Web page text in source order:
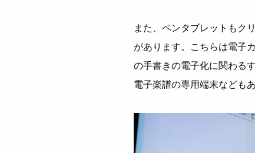
また、ペンタブレットもク
があります。こちらは電子
の手書きの電子化に関わる
電子楽譜の専用端末などもあ